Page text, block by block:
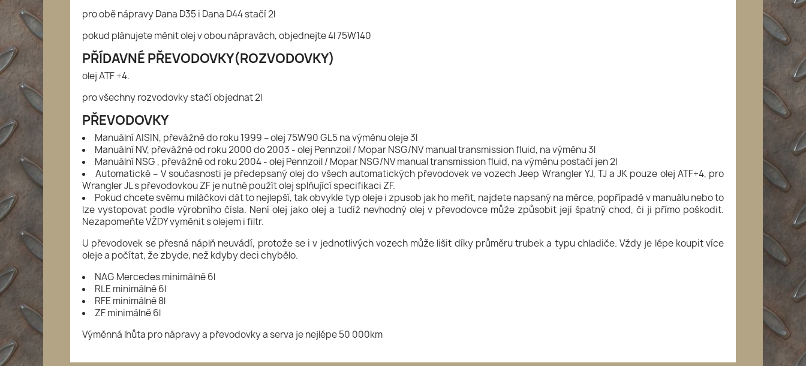
pro obě nápravy Dana D35 i Dana D44 stačí 2l
pokud plánujete měnit olej v obou nápravách, objednejte 4l 75W140
PŘÍDAVNÉ PŘEVODOVKY(ROZVODOVKY)
olej ATF +4.
pro všechny rozvodovky stačí objednat 2l
PŘEVODOVKY
Manuální AISIN, převážně do roku 1999 – olej 75W90 GL5 na výměnu oleje 3l
Manuální NV, převážně od roku 2000 do 2003 - olej Pennzoil / Mopar NSG/NV manual transmission fluid, na výměnu 3l
Manuální NSG , převážně od roku 2004 - olej Pennzoil / Mopar NSG/NV manual transmission fluid, na výměnu postačí jen 2l
Automatické – V současnosti je předepsaný olej do všech automatických převodovek ve vozech Jeep Wrangler YJ, TJ a JK pouze olej ATF+4, pro
Wrangler JL s převodovkou ZF je nutné použít olej splňující specifikaci ZF.
Pokud chcete svému miláčkovi dát to nejlepší, tak obvykle typ oleje i zpusob jak ho meřit, najdete napsaný na měrce, popřípadě v manuálu nebo to
lze vystopovat podle výrobního čísla. Není olej jako olej a tudíž nevhodný olej v převodovce může způsobit její špatný chod, či ji přímo poškodit.
Nezapomeňte VŽDY vyměnit s olejem i filtr.
U převodovek se přesná náplň neuvádí, protože se i v jednotlivých vozech může lišit díky průměru trubek a typu chladiče. Vždy je lépe koupit více
oleje a počítat, že zbyde, než kdyby deci chybělo.
NAG Mercedes minimálně 6l
RLE minimálně 6l
RFE minimálně 8l
ZF minimálně 6l
Výměnná lhůta pro nápravy a převodovky a serva je nejlépe 50 000km